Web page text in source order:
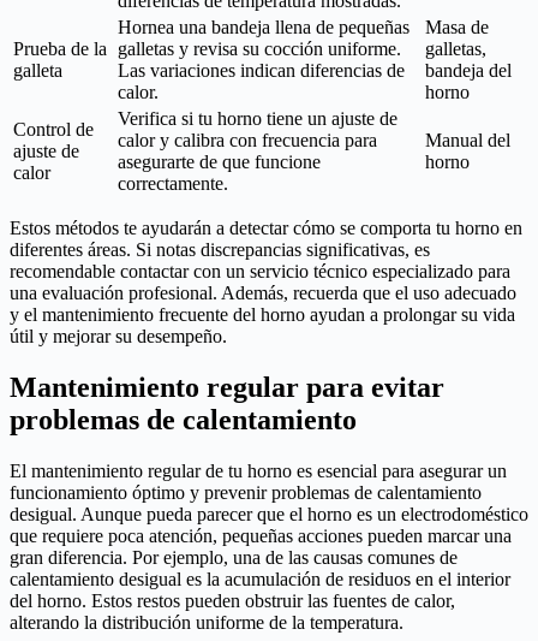
Prueba de la
galleta
Hornea una bandeja llena de pequeñas
galletas y revisa su cocción uniforme.
Las variaciones indican diferencias de
calor.
Masa de
galletas,
bandeja del
horno
Control de
ajuste de
calor
Verifica si tu horno tiene un ajuste de
calor y calibra con frecuencia para
asegurarte de que funcione
correctamente.
Manual del
horno
Estos métodos te ayudarán a detectar cómo se comporta tu horno en
diferentes áreas. Si notas discrepancias significativas, es
recomendable contactar con un servicio técnico especializado para
una evaluación profesional. Además, recuerda que el uso adecuado
y el mantenimiento frecuente del horno ayudan a prolongar su vida
útil y mejorar su desempeño.
Mantenimiento regular para evitar
problemas de calentamiento
El mantenimiento regular de tu horno es esencial para asegurar un
funcionamiento óptimo y prevenir problemas de calentamiento
desigual. Aunque pueda parecer que el horno es un electrodoméstico
que requiere poca atención, pequeñas acciones pueden marcar una
gran diferencia. Por ejemplo, una de las causas comunes de
calentamiento desigual es la acumulación de residuos en el interior
del horno. Estos restos pueden obstruir las fuentes de calor,
alterando la distribución uniforme de la temperatura.